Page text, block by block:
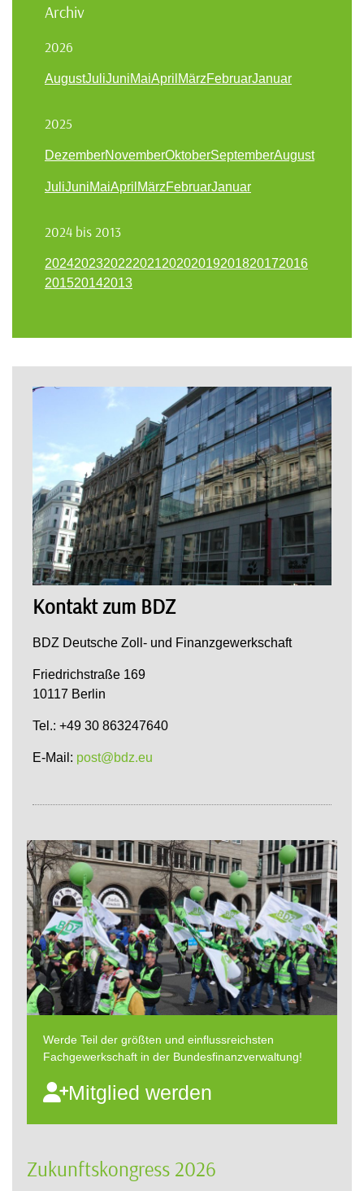
Archiv
2026
AugustJuliJuniMaiApril MärzFebruarJanuar
2025
DezemberNovemberOktoberSeptemberAugust
JuliJuniMaiApril MärzFebruarJanuar
2024 bis 2013
202420232022202120202019201820172016
201520142013
Kontakt zum BDZ
BDZ Deutsche Zoll- und Finanzgewerkschaft
Friedrichstraße 169
10117 Berlin
Tel.: +49 30 863247640
E-Mail: post@bdz.eu
Werde Teil der größten und einflussreichsten
Fachgewerkschaft in der Bundesfinanzverwaltung!
Mitglied werden
Zukunftskongress 2026